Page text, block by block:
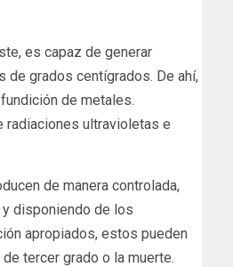
es capaz de generar
de grados centígrados. De ahí,
de metales.
radiaciones ultravioletas e
de manera controlada,
disponiendo de los
apropiados, estos pueden
tercer grado o la muerte.